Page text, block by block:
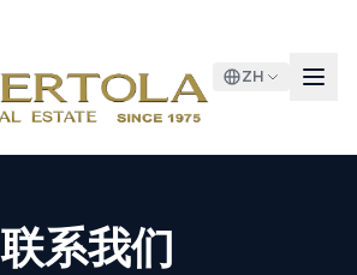
ZH
联系我们